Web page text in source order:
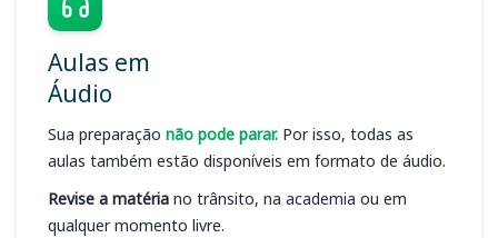
Aulas em
Áudio
Sua preparação não pode parar. Por isso, todas as
aulas também estão disponíveis em formato de áudio.
Revise a matéria no trânsito, na academia ou em
qualquer momento livre.